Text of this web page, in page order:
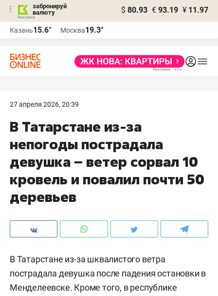
забронируй
валюту
$ 80.93 € 93.19 ¥ 11.97
Казань15.6° Москва19.3°
27 апреля 2026, 20:39
В Татарстане из-за
непогоды пострадала
девушка – ветер сорвал 10
кровель и повалил почти 50
деревьев
В Татарстане из-за шквалистого ветра
пострадала девушка после падения остановки в
Менделеевске. Кроме того, в республике